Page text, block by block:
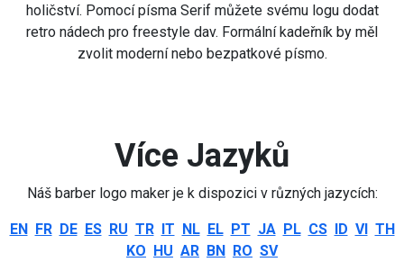
holičství. Pomocí písma Serif můžete svému logu dodat
retro nádech pro freestyle dav. Formální kadeřník by měl
zvolit moderní nebo bezpatkové písmo.
Více Jazyků
Náš barber logo maker je k dispozici v různých jazycích:
EN FR DE ES RU TR IT NL EL PT JA PL CS ID VI TH
KO HU AR BN RO SV